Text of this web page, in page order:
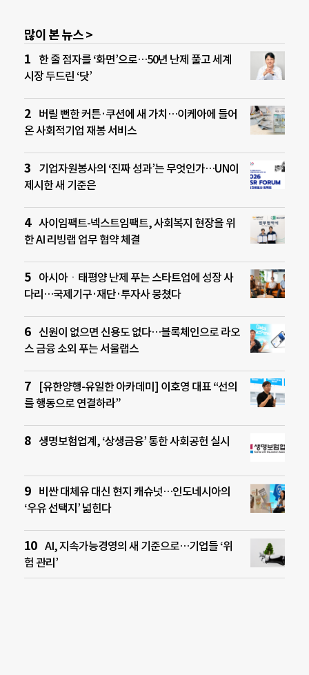
많이 본 뉴스 >
한 줄 점자를 ‘화면’으로…50년 난제 풀고 세계
시장 두드린 ‘닷’
버릴 뻔한 커튼·쿠션에 새 가치…이케아에 들어
온 사회적기업 재봉 서비스
기업자원봉사의 ‘진짜 성과’는 무엇인가…UN이
제시한 새 기준은
사이임팩트-넥스트임팩트, 사회복지 현장을 위
한 AI 리빙랩 업무 협약 체결
아시아ㆍ태평양 난제 푸는 스타트업에 성장 사
다리…국제기구·재단·투자사 뭉쳤다
신원이 없으면 신용도 없다…블록체인으로 라오
스 금융 소외 푸는 서울랩스
[유한양행-유일한 아카데미] 이호영 대표 “선의
를 행동으로 연결하라”
생명보험업계, ‘상생금융’ 통한 사회공헌 실시
비싼 대체유 대신 현지 캐슈넛…인도네시아의
‘우유 선택지’ 넓힌다
AI, 지속가능경영의 새 기준으로…기업들 ‘위
험 관리’